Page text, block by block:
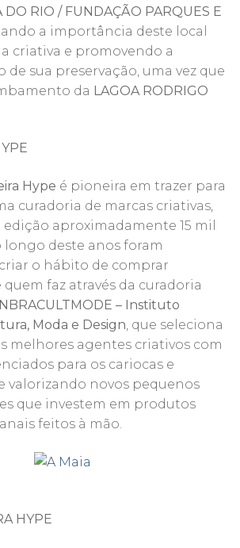
DO RIO / FUNDAÇÃO PARQUES E
a importância deste local
criativa e promovendo a
de sua preservação, uma vez que
da LAGOA RODRIGO
Hype é pioneira em trazer para
curadoria de marcas criativas,
aproximadamente 15 mil
longo deste anos foram
o hábito de comprar
faz através da curadoria
– Instituto
Moda e Design, que seleciona
melhores agentes criativos com
para os cariocas e
valorizando novos pequenos
que investem em produtos
feitos à mão.
HYPE